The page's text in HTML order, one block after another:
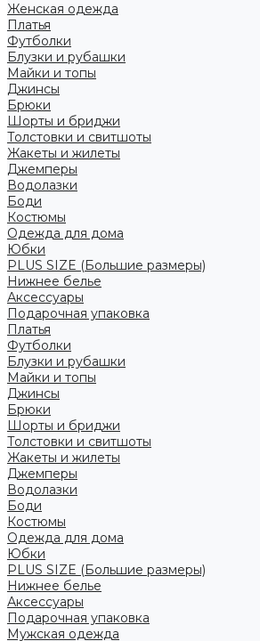
Женская одежда
Платья
Футболки
Блузки и рубашки
Майки и топы
Джинсы
Брюки
Шорты и бриджи
Толстовки и свитшоты
Жакеты и жилеты
Джемперы
Водолазки
Боди
Костюмы
Одежда для дома
Юбки
PLUS SIZE (Большие размеры)
Нижнее белье
Аксессуары
Подарочная упаковка
Платья
Футболки
Блузки и рубашки
Майки и топы
Джинсы
Брюки
Шорты и бриджи
Толстовки и свитшоты
Жакеты и жилеты
Джемперы
Водолазки
Боди
Костюмы
Одежда для дома
Юбки
PLUS SIZE (Большие размеры)
Нижнее белье
Аксессуары
Подарочная упаковка
Мужская одежда